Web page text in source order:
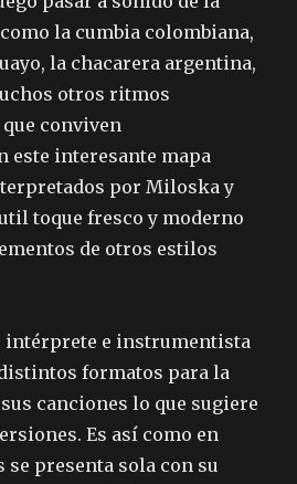
la cumbia colombiana,
la chacarera argentina,
otros ritmos
conviven
este interesante mapa
por Miloska y
toque fresco y moderno
de otros estilos
intérprete e instrumentista
formatos para la
canciones lo que sugiere
Es así como en
se presenta sola con su